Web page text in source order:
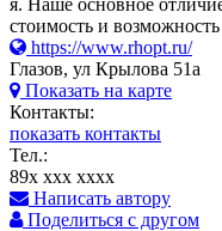
стоимость и
https://www.rhopt.ru/
Глазов, ул Крылова 51а
Показать на карте
Контакты:
показать контакты
Тел.:
89x xxx xxxx
Написать автору
Поделиться с другом